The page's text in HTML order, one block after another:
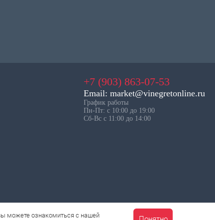
можете ознакомиться с нашей
+7 (903) 863-07-53
Email: market@vinegretonline.ru
График работы
Пн-Пт: с 10:00 до 19:00
Сб-Вс с 11:00 до 14:00